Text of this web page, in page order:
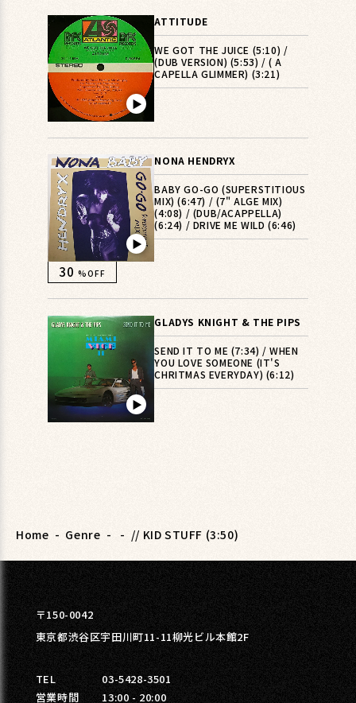
▶︎
ATTITUDE
WE GOT THE JUICE (5:10) /
(DUB VERSION) (5:53) / ( A
CAPELLA GLIMMER) (3:21)
▶︎
30 %OFF
NONA HENDRYX
BABY GO-GO (SUPERSTITIOUS
MIX) (6:47) / (7" ALGE MIX)
(4:08) / (DUB/ACAPPELLA)
(6:24) / DRIVE ME WILD (6:46)
▶︎
GLADYS KNIGHT & THE PIPS
SEND IT TO ME (7:34) / WHEN
YOU LOVE SOMEONE (IT'S
CHRITMAS EVERYDAY) (6:12)
Home - Genre - - // KID STUFF (3:50)
〒150-0042
東京都渋谷区宇田川町11-11柳光ビル本館2F
TEL
03-5428-3501
営業時間
13:00 - 20:00